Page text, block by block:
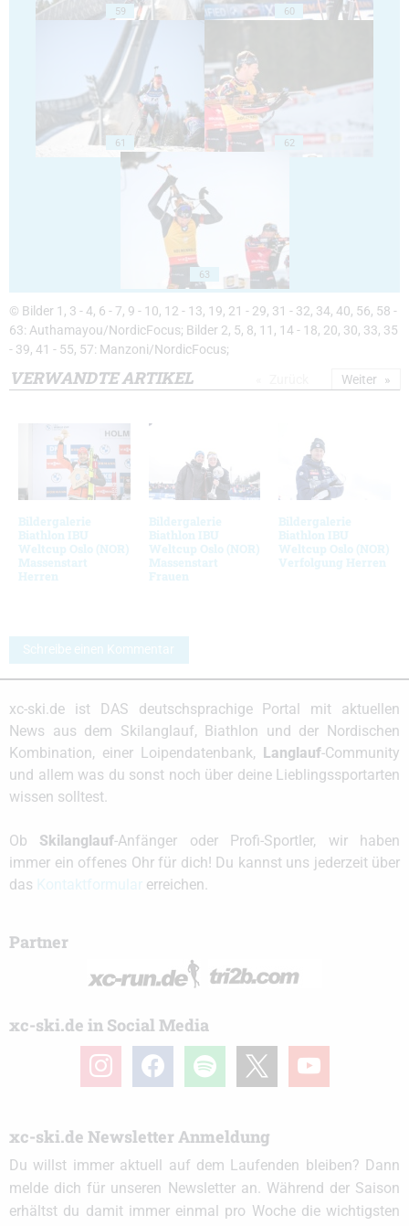
59 60
61 62
63
© Bilder 1, 3 - 4, 6 - 7, 9 - 10, 12 - 13, 19, 21 - 29, 31 - 32, 34, 40, 56, 58 -
63: Authamayou/NordicFocus; Bilder 2, 5, 8, 11, 14 - 18, 20, 30, 33, 35
- 39, 41 - 55, 57: Manzoni/NordicFocus;
VERWANDTE ARTIKEL
Bildergalerie
Biathlon IBU
Weltcup Oslo (NOR)
Massenstart
Herren
Bildergalerie
Biathlon IBU
Weltcup Oslo (NOR)
Massenstart
Frauen
Bildergalerie
Biathlon IBU
Weltcup Oslo (NOR)
Verfolgung Herren
Weiter
Schreibe einen Kommentar
xc-ski.de ist DAS deutschsprachige Portal mit aktuellen
News aus dem Skilanglauf, Biathlon und der Nordischen
Kombination, einer Loipendatenbank,
Langlauf-Community
und allem was du sonst noch über deine Lieblingssportarten
wissen solltest.
Ob Skilanglauf-Anfänger oder Profi-Sportler, wir haben
immer ein offenes Ohr für dich! Du kannst uns jederzeit über
das
erreichen.
Partner
xc-ski.de in Social Media
instagramfacebook spotify youtube
xc-ski.de Newsletter Anmeldung
Du willst immer aktuell auf dem Laufenden bleiben? Dann
melde dich für unseren Newsletter an. Während der Saison
erhältst du damit immer einmal pro Woche die wichtigsten